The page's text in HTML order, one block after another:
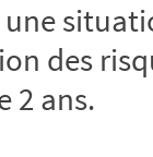
des
2 ans.